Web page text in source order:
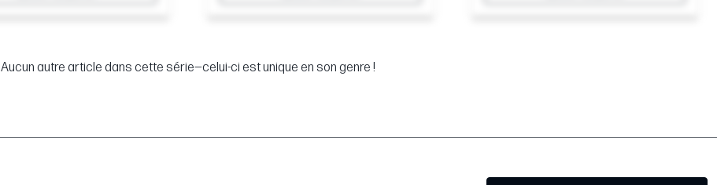
Aucun autre article dans cette série—celui-ci est unique en son genre !